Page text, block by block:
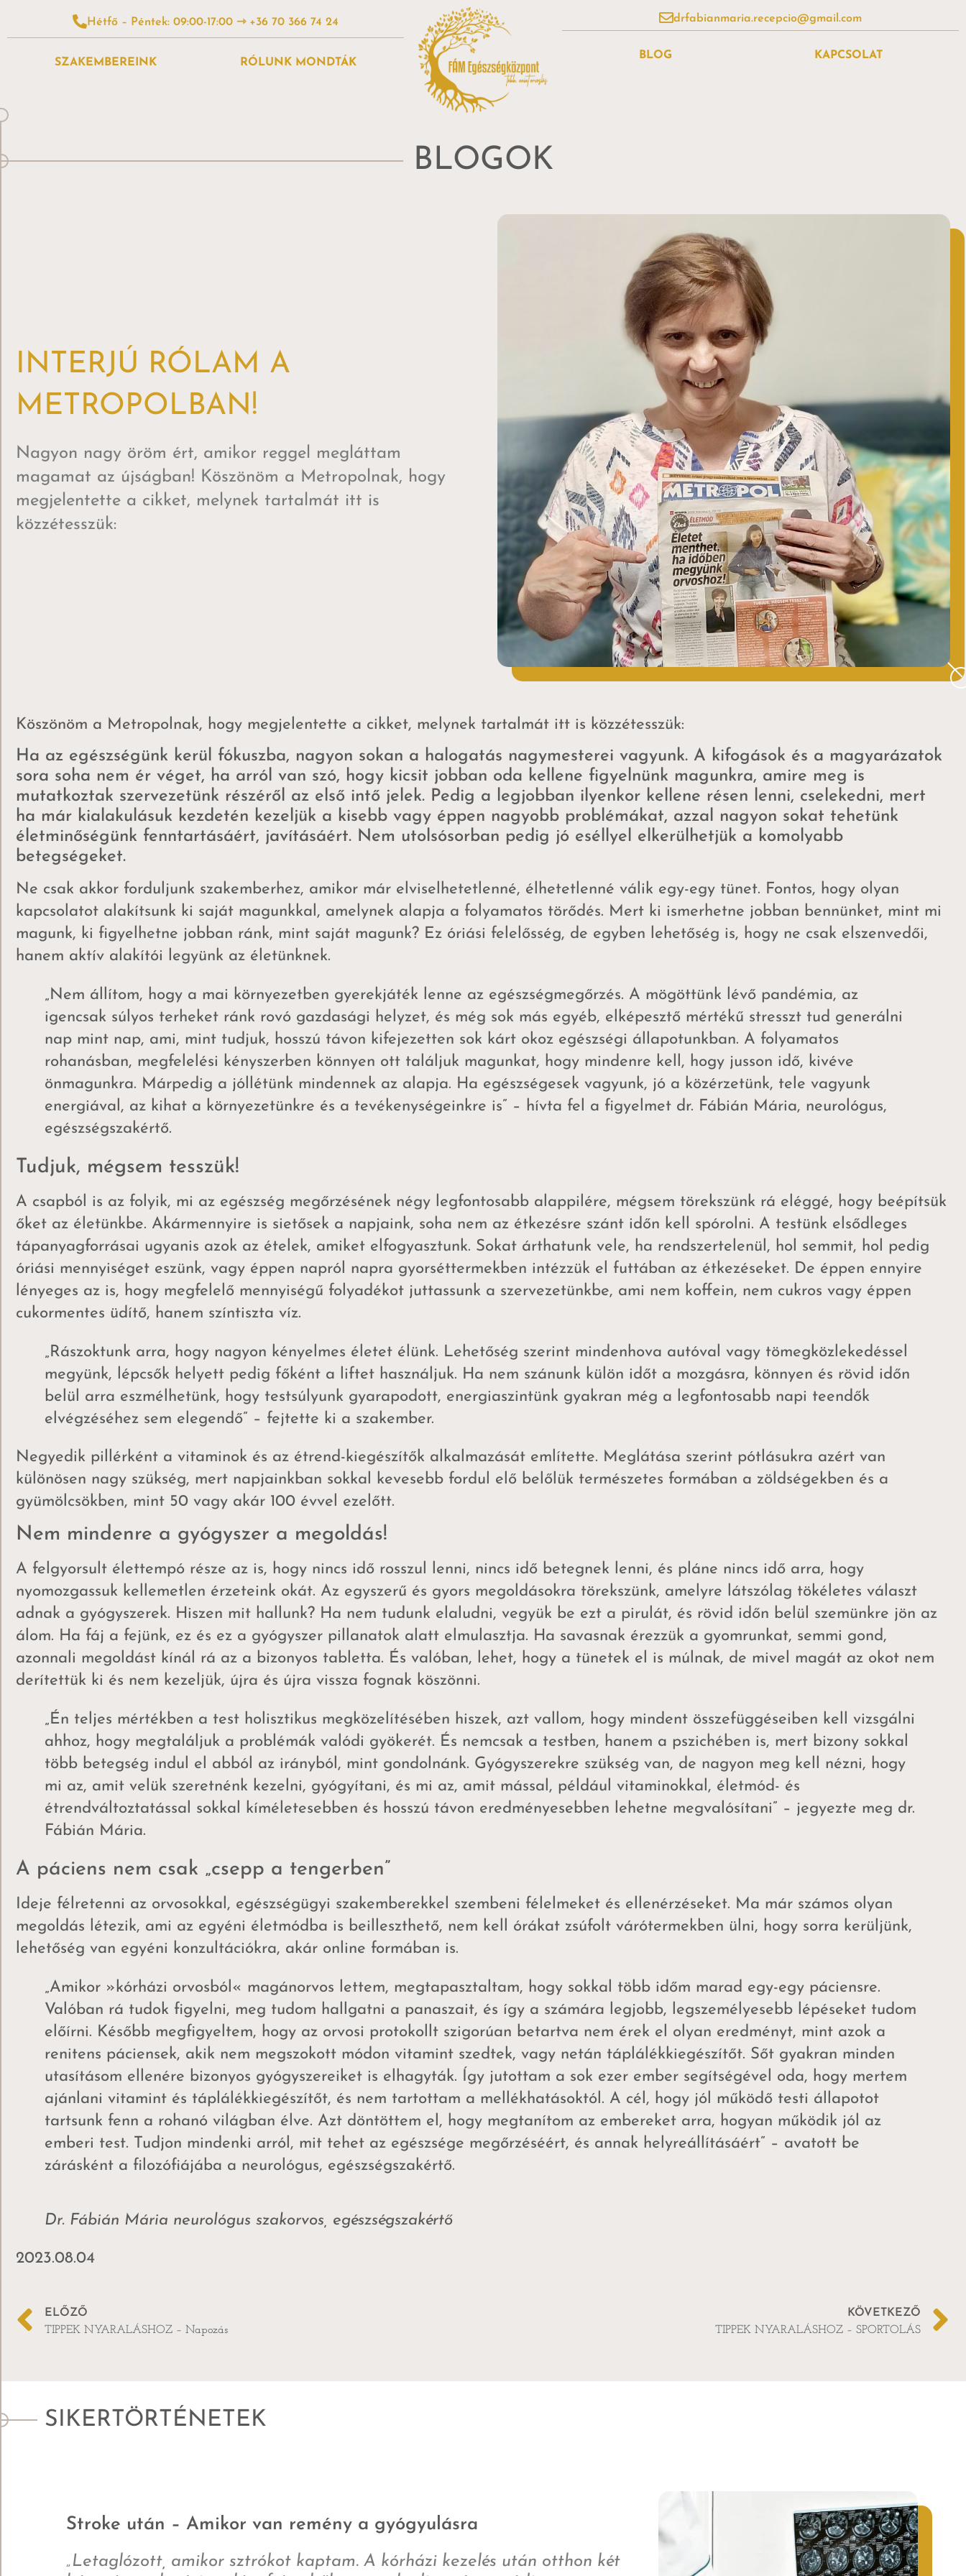
Hétfő – Péntek: 09:00-17:00 ⇾ +36 70 366 74 24
SZAKEMBEREINK RÓLUNK MONDTÁK
drfabianmaria.recepcio@gmail.com
BLOG KAPCSOLAT
BLOGOK
INTERJÚ RÓLAM A
METROPOLBAN!
Nagyon nagy öröm ért, amikor reggel megláttam
magamat az újságban! Köszönöm a Metropolnak, hogy
megjelentette a cikket, melynek tartalmát itt is
közzétesszük:
Köszönöm a Metropolnak, hogy megjelentette a cikket, melynek tartalmát itt is közzétesszük:
Ha az egészségünk kerül fókuszba, nagyon sokan a halogatás nagymesterei vagyunk. A kifogások és a magyarázatok
sora soha nem ér véget, ha arról van szó, hogy kicsit jobban oda kellene figyelnünk magunkra, amire meg is
mutatkoztak szervezetünk részéről az első intő jelek. Pedig a legjobban ilyenkor kellene résen lenni, cselekedni, mert
ha már kialakulásuk kezdetén kezeljük a kisebb vagy éppen nagyobb problémákat, azzal nagyon sokat tehetünk
életminőségünk fenntartásáért, javításáért. Nem utolsósorban pedig jó eséllyel elkerülhetjük a komolyabb
betegségeket.
Ne csak akkor forduljunk szakemberhez, amikor már elviselhetetlenné, élhetetlenné válik egy-egy tünet. Fontos, hogy olyan
kapcsolatot alakítsunk ki saját magunkkal, amelynek alapja a folyamatos törődés. Mert ki ismerhetne jobban bennünket, mint mi
magunk, ki figyelhetne jobban ránk, mint saját magunk? Ez óriási felelősség, de egyben lehetőség is, hogy ne csak elszenvedői,
hanem aktív alakítói legyünk az életünknek.
„Nem állítom, hogy a mai környezetben gyerekjáték lenne az egészségmegőrzés. A mögöttünk lévő pandémia, az
igencsak súlyos terheket ránk rovó gazdasági helyzet, és még sok más egyéb, elképesztő mértékű stresszt tud generálni
nap mint nap, ami, mint tudjuk, hosszú távon kifejezetten sok kárt okoz egészségi állapotunkban. A folyamatos
rohanásban, megfelelési kényszerben könnyen ott találjuk magunkat, hogy mindenre kell, hogy jusson idő, kivéve
önmagunkra. Márpedig a jóllétünk mindennek az alapja. Ha egészségesek vagyunk, jó a közérzetünk, tele vagyunk
energiával, az kihat a környezetünkre és a tevékenységeinkre is” – hívta fel a figyelmet dr. Fábián Mária, neurológus,
egészségszakértő.
Tudjuk, mégsem tesszük!
A csapból is az folyik, mi az egészség megőrzésének négy legfontosabb alappilére, mégsem törekszünk rá eléggé, hogy beépítsük
őket az életünkbe. Akármennyire is sietősek a napjaink, soha nem az étkezésre szánt időn kell spórolni. A testünk elsődleges
tápanyagforrásai ugyanis azok az ételek, amiket elfogyasztunk. Sokat árthatunk vele, ha rendszertelenül, hol semmit, hol pedig
óriási mennyiséget eszünk, vagy éppen napról napra gyorséttermekben intézzük el futtában az étkezéseket. De éppen ennyire
lényeges az is, hogy megfelelő mennyiségű folyadékot juttassunk a szervezetünkbe, ami nem koffein, nem cukros vagy éppen
cukormentes üdítő, hanem színtiszta víz.
„Rászoktunk arra, hogy nagyon kényelmes életet élünk. Lehetőség szerint mindenhova autóval vagy tömegközlekedéssel
megyünk, lépcsők helyett pedig főként a liftet használjuk. Ha nem szánunk külön időt a mozgásra, könnyen és rövid időn
belül arra eszmélhetünk, hogy testsúlyunk gyarapodott, energiaszintünk gyakran még a legfontosabb napi teendők
elvégzéséhez sem elegendő” – fejtette ki a szakember.
Negyedik pillérként a vitaminok és az étrend-kiegészítők alkalmazását említette. Meglátása szerint pótlásukra azért van
különösen nagy szükség, mert napjainkban sokkal kevesebb fordul elő belőlük természetes formában a zöldségekben és a
gyümölcsökben, mint 50 vagy akár 100 évvel ezelőtt.
Nem mindenre a gyógyszer a megoldás!
A felgyorsult élettempó része az is, hogy nincs idő rosszul lenni, nincs idő betegnek lenni, és pláne nincs idő arra, hogy
nyomozgassuk kellemetlen érzeteink okát. Az egyszerű és gyors megoldásokra törekszünk, amelyre látszólag tökéletes választ
adnak a gyógyszerek. Hiszen mit hallunk? Ha nem tudunk elaludni, vegyük be ezt a pirulát, és rövid időn belül szemünkre jön az
álom. Ha fáj a fejünk, ez és ez a gyógyszer pillanatok alatt elmulasztja. Ha savasnak érezzük a gyomrunkat, semmi gond,
azonnali megoldást kínál rá az a bizonyos tabletta. És valóban, lehet, hogy a tünetek el is múlnak, de mivel magát az okot nem
derítettük ki és nem kezeljük, újra és újra vissza fognak köszönni.
„Én teljes mértékben a test holisztikus megközelítésében hiszek, azt vallom, hogy mindent összefüggéseiben kell vizsgálni
ahhoz, hogy megtaláljuk a problémák valódi gyökerét. És nemcsak a testben, hanem a pszichében is, mert bizony sokkal
több betegség indul el abból az irányból, mint gondolnánk. Gyógyszerekre szükség van, de nagyon meg kell nézni, hogy
mi az, amit velük szeretnénk kezelni, gyógyítani, és mi az, amit mással, például vitaminokkal, életmód- és
étrendváltoztatással sokkal kíméletesebben és hosszú távon eredményesebben lehetne megvalósítani” – jegyezte meg dr.
Fábián Mária.
A páciens nem csak „csepp a tengerben”
Ideje félretenni az orvosokkal, egészségügyi szakemberekkel szembeni félelmeket és ellenérzéseket. Ma már számos olyan
megoldás létezik, ami az egyéni életmódba is beilleszthető, nem kell órákat zsúfolt várótermekben ülni, hogy sorra kerüljünk,
lehetőség van egyéni konzultációkra, akár online formában is.
„Amikor »kórházi orvosból« magánorvos lettem, megtapasztaltam, hogy sokkal több időm marad egy-egy páciensre.
Valóban rá tudok figyelni, meg tudom hallgatni a panaszait, és így a számára legjobb, legszemélyesebb lépéseket tudom
előírni. Később megfigyeltem, hogy az orvosi protokollt szigorúan betartva nem érek el olyan eredményt, mint azok a
renitens páciensek, akik nem megszokott módon vitamint szedtek, vagy netán táplálékkiegészítőt. Sőt gyakran minden
utasításom ellenére bizonyos gyógyszereiket is elhagyták. Így jutottam a sok ezer ember segítségével oda, hogy mertem
ajánlani vitamint és táplálékkiegészítőt, és nem tartottam a mellékhatásoktól. A cél, hogy jól működő testi állapotot
tartsunk fenn a rohanó világban élve. Azt döntöttem el, hogy megtanítom az embereket arra, hogyan működik jól az
emberi test. Tudjon mindenki arról, mit tehet az egészsége megőrzéséért, és annak helyreállításáért” – avatott be
zárásként a filozófiájába a neurológus, egészségszakértő.
Dr. Fábián Mária neurológus szakorvos, egészségszakértő
2023.08.04
ELŐZŐ
TIPPEK NYARALÁSHOZ – Napozás
KÖVETKEZŐ
TIPPEK NYARALÁSHOZ – SPORTOLÁS
SIKERTÖRTÉNETEK
Stroke után – Amikor van remény a gyógyulásra
„Letaglózott, amikor sztrókot kaptam. A kórházi kezelés után otthon két